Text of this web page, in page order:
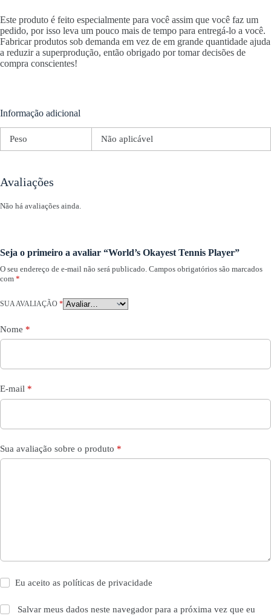
Este produto é feito especialmente para você assim que você faz um
pedido, por isso leva um pouco mais de tempo para entregá-lo a você.
Fabricar produtos sob demanda em vez de em grande quantidade ajuda
a reduzir a superprodução, então obrigado por tomar decisões de
compra conscientes!
Informação adicional
Peso Não aplicável
Avaliações
Não há avaliações ainda.
Seja o primeiro a avaliar “World’s Okayest Tennis Player”
O seu endereço de e-mail não será publicado. Campos obrigatórios são marcados
com *
SUA AVALIAÇÃO *
Nome *
E-mail *
Sua avaliação sobre o produto *
Eu aceito aspolíticas de privacidade
Salvar meus dados neste navegador para a próxima vez que eu